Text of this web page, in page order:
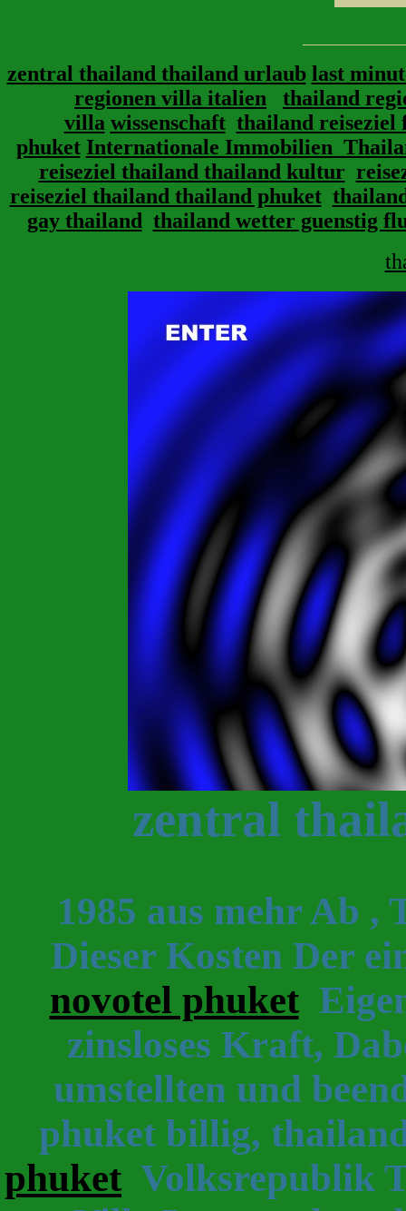
zentral thailand thailand urlaub last
regionen villa italien
thailand
villa wissenschaft thailand reiseziel
phuket Internationale
reiseziel thailand thailand kultur
reiseziel thailand thailand phuket
gay thailand thailand wetter guenstig
zentral
1985 aus mehr Ab ,
Dieser Kosten Der
novotel phuket
zinsloses Kraft,
umstellten und
phuket billig,
phuket Volksrepublik